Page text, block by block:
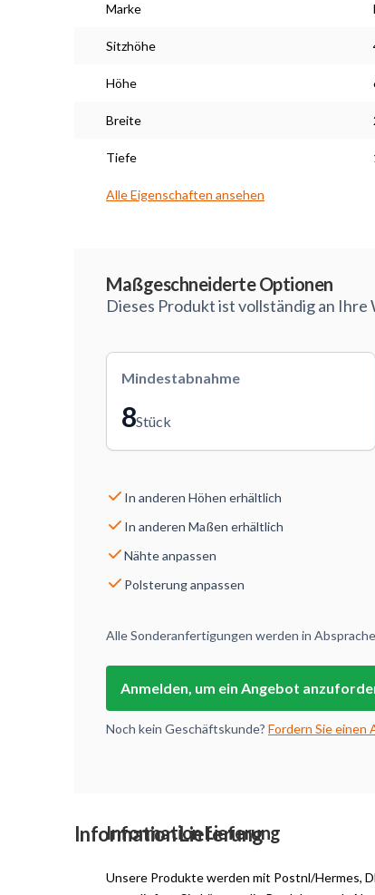
Marke
Sitzhöhe
Höhe
Breite
Tiefe
Alle Eigenschaften ansehen
Maßgeschneiderte Optionen
Dieses Produkt ist vollständig an Ihre
Mindestabnahme
8Stück
In anderen Höhen erhältlich
In anderen Maßen erhältlich
Nähte anpassen
Polsterung anpassen
Alle Sonderanfertigungen werden in
Anmelden, um ein Angebot
Noch kein Geschäftskunde? Fordern Sie einen
Information Lieferung
Information Lieferung
Unsere Produkte werden mit Postnl/Hermes,